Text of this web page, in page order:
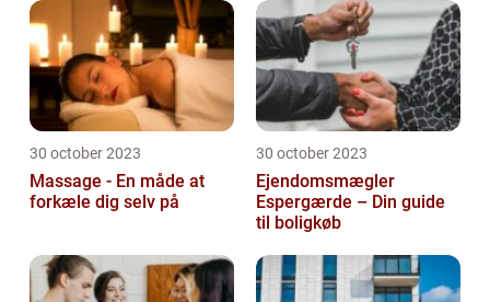
30 october 2023
Massage - En måde at
forkæle dig selv på
30 october 2023
Ejendomsmægler
Espergærde – Din guide
til boligkøb